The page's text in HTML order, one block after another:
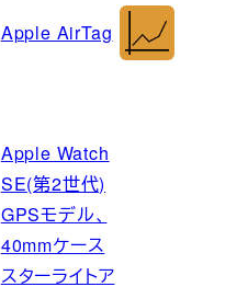
Apple AirTag
Apple Watch
SE(第2世代)
GPSモデル、
40mmケース
スターライトア